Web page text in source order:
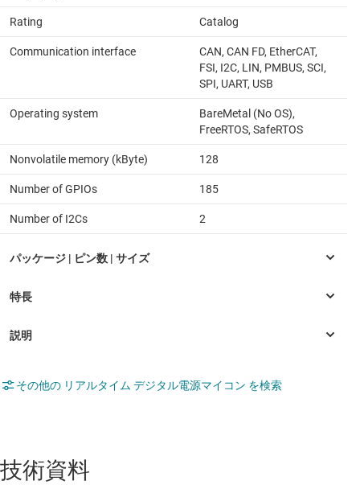
Rating Catalog
Communication interface
CAN, CAN FD, EtherCAT,
FSI, I2C, LIN, PMBUS, SCI,
SPI, UART, USB
Operating system
BareMetal (No OS),
FreeRTOS, SafeRTOS
Nonvolatile memory (kByte) 128
Number of GPIOs 185
Number of I2Cs 2
その他の リアルタイム デジタル電源マイコン を検索
技術資料